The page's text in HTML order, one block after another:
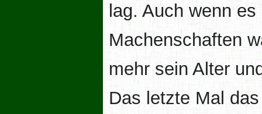
lag. Auch wenn
Machenschaften
mehr sein Alter
Das letzte Mal